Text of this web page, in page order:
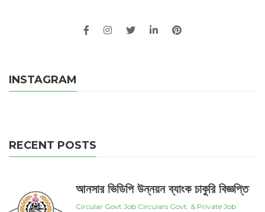
INSTAGRAM
RECENT POSTS
আনসার ভিডিপি উন্নয়ন ব্যাংক চাকুরি বিজ্ঞপ্তি
Circular Govt Job Circulars Govt. & Private Job